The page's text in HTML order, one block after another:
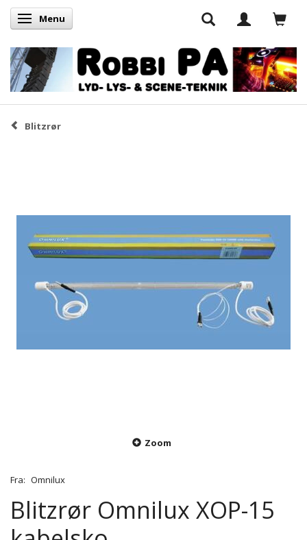
Skifte navigation
Menu
Blitzrør
Zoom
Fra: Omnilux
Blitzrør Omnilux XOP-15